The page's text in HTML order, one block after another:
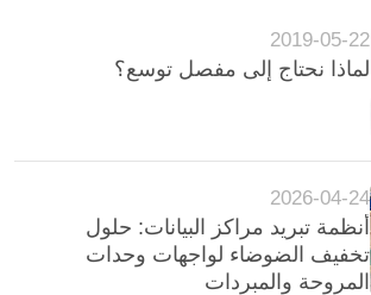
2019-05-22
لماذا نحتاج إلى مفصل توسع؟
2026-04-24
أنظمة تبريد مراكز البيانات: حلول
تخفيف الضوضاء لواجهات وحدات
المروحة والمبردات